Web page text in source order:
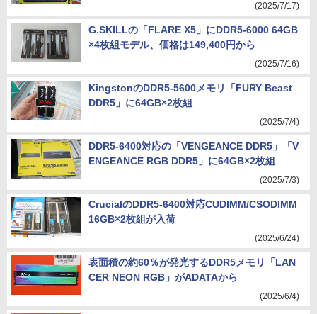
(2025/7/17)
G.SKILLの「FLARE X5」にDDR5-6000 64GB
×4枚組モデル、価格は149,400円から
(2025/7/16)
KingstonのDDR5-5600メモリ「FURY Beast
DDR5」に64GB×2枚組
(2025/7/4)
DDR5-6400対応の「VENGEANCE DDR5」「V
ENGEANCE RGB DDR5」に64GB×2枚組
(2025/7/3)
CrucialのDDR5-6400対応CUDIMM/CSODIMM
16GB×2枚組が入荷
(2025/6/24)
表面積の約60％が発光するDDR5メモリ「LAN
CER NEON RGB」がADATAから
(2025/6/4)